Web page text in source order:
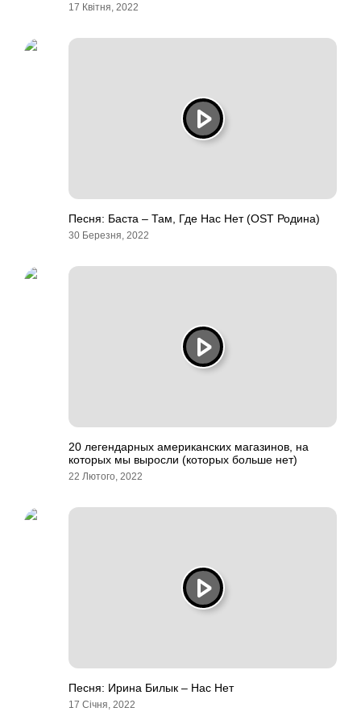
17 Квітня, 2022
Песня: Баста – Там, Где Нас Нет (OST Родина)
30 Березня, 2022
20 легендарных американских магазинов, на
которых мы выросли (которых больше нет)
22 Лютого, 2022
Песня: Ирина Билык – Нас Нет
17 Січня, 2022